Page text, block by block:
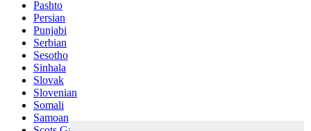
Pashto
Persian
Punjabi
Serbian
Sesotho
Sinhala
Slovak
Slovenian
Somali
Samoan